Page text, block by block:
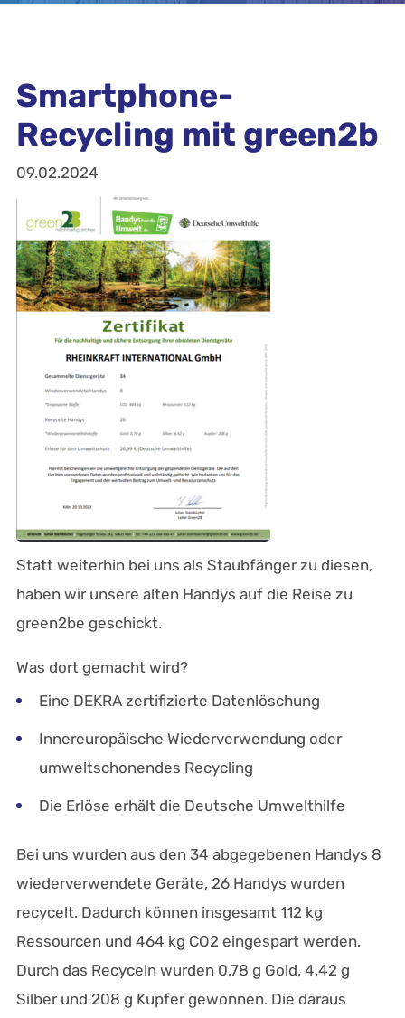
Smartphone-
Recycling mit green2b
09.02.2024
Statt weiterhin bei uns als Staubfänger zu diesen,
haben wir unsere alten Handys auf die Reise zu
green2be geschickt.
Was dort gemacht wird?
Eine DEKRA zertifizierte Datenlöschung
Innereuropäische Wiederverwendung oder
umweltschonendes Recycling
Die Erlöse erhält die Deutsche Umwelthilfe
Bei uns wurden aus den 34 abgegebenen Handys 8
wiederverwendete Geräte, 26 Handys wurden
recycelt. Dadurch können insgesamt 112 kg
Ressourcen und 464 kg CO2 eingespart werden.
Durch das Recyceln wurden 0,78 g Gold, 4,42 g
Silber und 208 g Kupfer gewonnen. Die daraus